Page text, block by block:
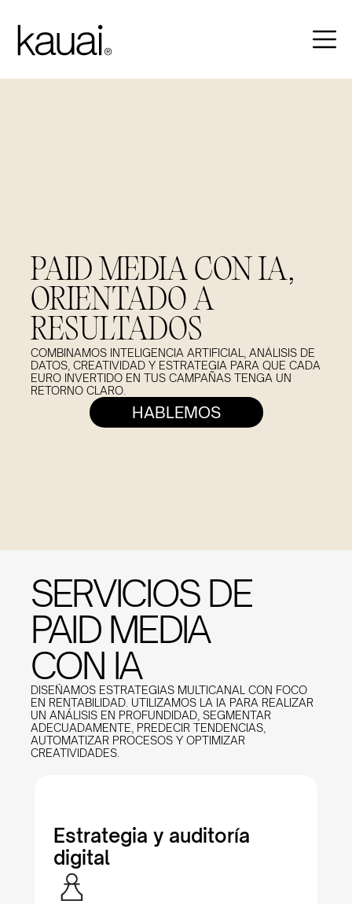
PAID MEDIA CON IA,
ORIENTADO A
RESULTADOS
COMBINAMOS INTELIGENCIA ARTIFICIAL, ANÁLISIS DE
DATOS, CREATIVIDAD Y ESTRATEGIA PARA QUE CADA
EURO INVERTIDO EN TUS CAMPAÑAS TENGA UN
RETORNO CLARO.
HABLEMOS
SERVICIOS DE
PAID MEDIA
CON IA
DISEÑAMOS ESTRATEGIAS MULTICANAL CON FOCO
EN RENTABILIDAD. UTILIZAMOS LA IA PARA REALIZAR
UN ANÁLISIS EN PROFUNDIDAD, SEGMENTAR
ADECUADAMENTE, PREDECIR TENDENCIAS,
AUTOMATIZAR PROCESOS Y OPTIMIZAR
CREATIVIDADES.
Estrategia y auditoría
digital